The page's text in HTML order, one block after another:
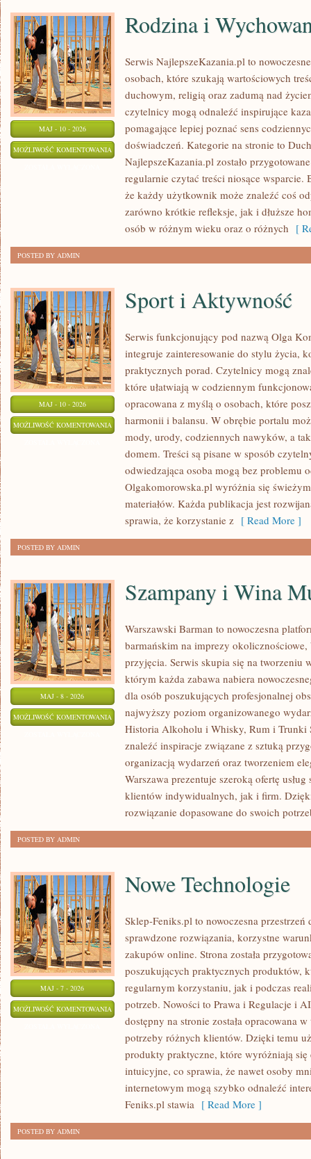
MAJ - 10 - 2026
MOŻLIWOŚĆ KOMENTOWANIA RODZINA
WYCHOWANIE
WIERZE
Rodzina i
Serwis NajlepszeKazania.pl to
osobach, które szukają wartościowych
duchowym, religią oraz zadumą nad
czytelnicy mogą odnaleźć inspirujące
pomagające lepiej poznać sens
doświadczeń. Kategorie na stronie to
NajlepszeKazania.pl zostało
regularnie czytać treści niosące wsparcie.
że każdy użytkownik może znaleźć coś
zarówno krótkie refleksje, jak i dłuższe
osób w różnym wieku oraz o różnych [
POSTED BY ADMIN
MAJ - 10 - 2026
MOŻLIWOŚĆ KOMENTOWANIA SPORT
AKTYWNOŚĆ
Sport i Aktywność
Serwis funkcjonujący pod nazwą Olga
integruje zainteresowanie do stylu życia,
praktycznych porad. Czytelnicy mogą
które ułatwiają w codziennym
opracowana z myślą o osobach, które
harmonii i balansu. W obrębie portalu
mody, urody, codziennych nawyków, a
domem. Treści są pisane w sposób
odwiedzająca osoba mogą bez problemu
Olgakomorowska.pl wyróżnia się
materiałów. Każda publikacja jest
sprawia, że korzystanie z [ Read More ]
POSTED BY ADMIN
MAJ - 8 - 2026
MOŻLIWOŚĆ KOMENTOWANIA SZAMPANY
WINA
MUSUJĄCE
Szampany i Wina
Warszawski Barman to nowoczesna
barmańskim na imprezy
przyjęcia. Serwis skupia się na tworzeniu
którym każda zabawa nabiera
dla osób poszukujących profesjonalnej
najwyższy poziom organizowanego
Historia Alkoholu i Whisky, Rum i Trunki
znaleźć inspiracje związane z sztuką
organizacją wydarzeń oraz tworzeniem
Warszawa prezentuje szeroką ofertę
klientów indywidualnych, jak i firm.
rozwiązanie dopasowane do swoich
POSTED BY ADMIN
MAJ - 7 - 2026
MOŻLIWOŚĆ KOMENTOWANIA NOWE
TECHNOLOGIE
Nowe Technologie
Sklep-Feniks.pl to nowoczesna przestrzeń
sprawdzone rozwiązania, korzystne
zakupów online. Strona została
poszukujących praktycznych produktów,
regularnym korzystaniu, jak i podczas
potrzeb. Nowości to Prawa i Regulacje i
dostępny na stronie została opracowana
potrzeby różnych klientów. Dzięki temu
produkty praktyczne, które wyróżniają
intuicyjne, co sprawia, że nawet osoby
internetowym mogą szybko odnaleźć
Feniks.pl stawia [ Read More ]
POSTED BY ADMIN